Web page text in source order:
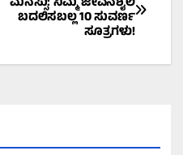
ಬದಲಿಸಬಲ್ಲ 10 ಸುವರ್ಣ
ಸೂತ್ರಗಳು!